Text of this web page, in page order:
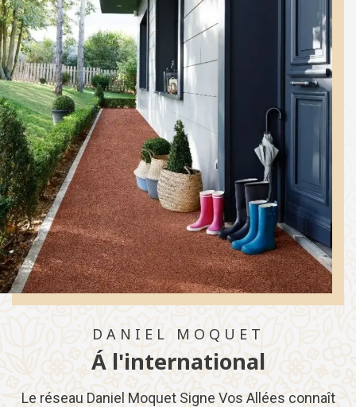
DANIEL MOQUET
Á l'international
Le réseau Daniel Moquet Signe Vos Allées connaît